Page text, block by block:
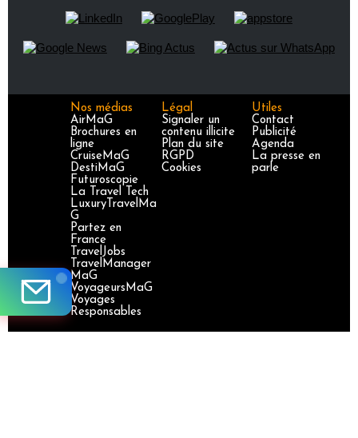
Nos médias
AirMaG
Brochures en
ligne
CruiseMaG
DestiMaG
Futuroscopie
La Travel Tech
LuxuryTravelMa
G
Partez en
France
TravelJobs
TravelManager
MaG
VoyageursMaG
Voyages
Responsables
Légal
Signaler un
contenu illicite
Plan du site
RGPD
Cookies
Utiles
Contact
Publicité
Agenda
La presse en
parle